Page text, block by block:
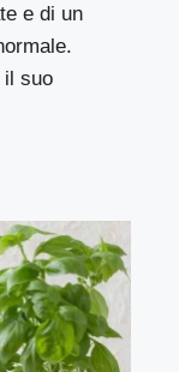
e di un
il suo